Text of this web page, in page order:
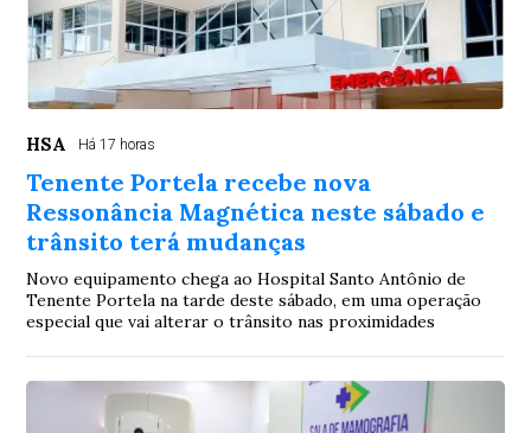
HSA Há 17 horas
Tenente Portela recebe nova
Ressonância Magnética neste sábado e
trânsito terá mudanças
Novo equipamento chega ao Hospital Santo Antônio de
Tenente Portela na tarde deste sábado, em uma operação
especial que vai alterar o trânsito nas proximidades